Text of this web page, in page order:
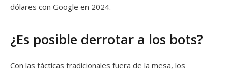
dólares con Google en 2024.
¿Es posible derrotar a los bots?
Con las tácticas tradicionales fuera de la mesa, los